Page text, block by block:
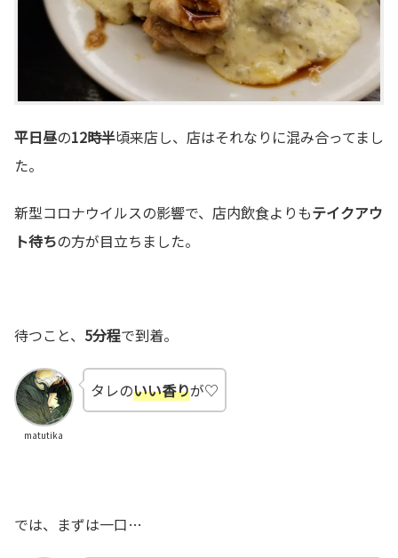
平日昼の12時半頃来店し、店はそれなりに混み合ってまし
た。
新型コロナウイルスの影響で、店内飲食よりもテイクアウ
ト待ちの方が目立ちました。
待つこと、 5分程で到着。
matutika
タレのいい香りが♡
では、まずは一口…